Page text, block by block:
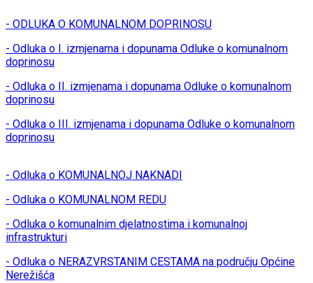
- ODLUKA O KOMUNALNOM DOPRINOSU
- Odluka o I. izmjenama i dopunama Odluke o komunalnom
doprinosu
- Odluka o II. izmjenama i dopunama Odluke o komunalnom
doprinosu
- Odluka o III. izmjenama i dopunama Odluke o komunalnom
doprinosu
- Odluka o KOMUNALNOJ NAKNADI
- Odluka o KOMUNALNOM REDU
- Odluka o komunalnim djelatnostima i komunalnoj
infrastrukturi
- Odluka o NERAZVRSTANIM CESTAMA na području Općine
Nerežišća